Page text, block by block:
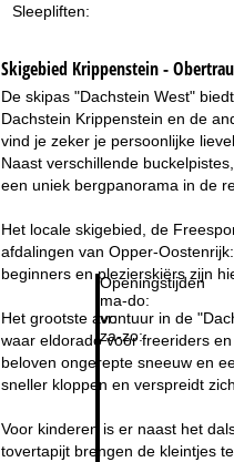
Openingstijden
ma-do:
vr:
za-zo:
a
Sleepliften:
Skigebied Krippenstein -
De skipas "Dachstein West"
Dachstein Krippenstein en de
vind je zeker je persoonlijke
Naast verschillende
een uniek bergpanorama in de
Het locale skigebied, de
afdalingen van Opper-
beginners en plezierskiërs zijn
Het grootste avontuur in de
waar eldorado voor freeriders
beloven ongerepte sneeuw en
sneller kloppen en verspreidt
Voor kinderen is er naast het
tovertapijt brengen de kleintjes